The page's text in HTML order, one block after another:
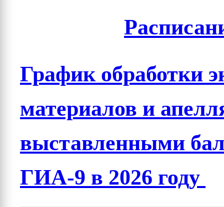
График обработки
материалов и
выставленными
ГИА-9 в 2026 году